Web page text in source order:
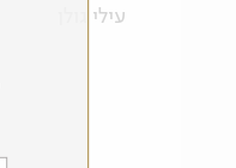
עילי גולן